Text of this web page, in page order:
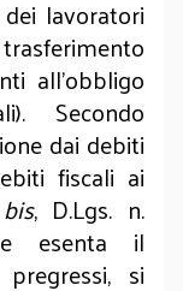
lavoratori
all’obbligo
Secondo
dai debiti
fiscali ai
bis, D.Lgs. n.
esenta il
si